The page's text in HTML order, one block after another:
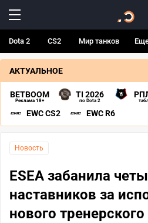
Dota 2 CS2 Мир танков
АКТУАЛЬНОЕ
BETBOOM
Реклама 18+
TI 2026
по Dota 2
EWC CS2 EWC R6
Новость
ESEA забанила
наставников за
нового тренерского